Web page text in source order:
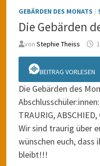
GEBÄRDEN DES MONATS /
Die Gebärden
von Stephie Theiss
BEITRAG VORLESEN
Die Gebärden des
Abschlusschüler:innen:
TRAURIG,
Wir sind traurig über
wünschen euch, dass
bleibt!!!